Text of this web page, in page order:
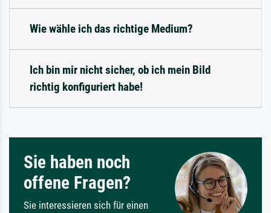
Wie wähle ich das richtige Medium?
Ich bin mir nicht sicher, ob ich mein Bild
richtig konfiguriert habe!
Sie haben noch
offene Fragen?
Sie interessieren sich für einen